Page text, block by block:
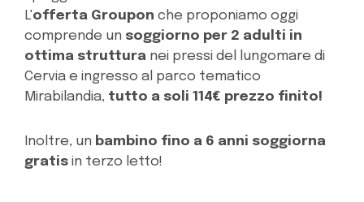
L'offerta Groupon che proponiamo oggi
comprende un soggiorno per 2 adulti in
ottima struttura nei pressi del lungomare di
Cervia e ingresso al parco tematico
Mirabilandia, tutto a soli 114€ prezzo finito!
Inoltre, un bambino fino a 6 anni soggiorna
gratis in terzo letto!